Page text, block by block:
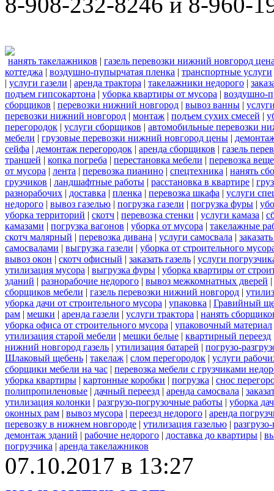
нанять такелажников | газель перевозки нижний новгород
коттеджа | воздушно-пупырчатая пленка | транспортные услуги
| услуги газели | аренда трактора | такелажники недорого |
подъем гипсокартона | уборка квартиры от мусора | воздушно-
сборщиков | перевозки нижний новгород | вывоз ванны |
перевозки нижний новгород | монтаж | подъем сухих смесей |
перегородок | услуги сборщиков | автомобильные перевозки
мебели | грузовые перевозки нижний новгород цены |
сейфа | демонтаж перегородок | аренда сборщиков | газель
траншей | копка погреба | перестановка мебели | перевозка
от мусора | лента | перевозка пианино | спецтехника | нанять
грузчиков | ландшафтные работы | расстановка в квартире |
разнорабочих | доставка | пленка | перевозка шкафа | услуги
недорого | вывоз газелью | погрузка газели | погрузка фуры |
уборка территорий | скотч | перевозка стенки | услуги камаза |
камазами | погрузка вагонов | уборка от мусора | такелажные
скотч малярный | перевозка дивана | услуги самосвала |
самосвалами | выгрузка газели | уборка от строительного
вывоз окон | скотч офисный | заказать газель | услуги
утилизация мусора | выгрузка фуры | уборка квартиры от
зданий | разнорабочие недорого | вывоз межкомнатных дверей |
сборщиков мебели | газель перевозки нижний новгород |
уборка дачи от строительного мусора | упаковка | Гравийный
рам | мешки | аренда газели | услуги трактора | нанять
уборка офиса от строительного мусора | упаковочный материал
утилизация старой мебели | мешки белые | квартирный переезд
нижний новгород газель | утилизация батарей | погрузо-
Шлаковый щебень | такелаж | слом перегородок | услуги
сборщики мебели на час | перевозка мебели с грузчиками
уборка квартиры | картонные коробки | погрузка | снос
полипропиленовые | дачный переезд | аренда самосвала |
утилизация колонки | разгрузо-погрузочные работы | уборка
оконных рам | вывоз мусора | переезд недорого | аренда
перевозку в нижнем новгороде | утилизация газелью |
демонтаж зданий | рабочие недорого | доставка до квартиры |
погрузчика | аренда такелажников
07.10.2017 в 13:27